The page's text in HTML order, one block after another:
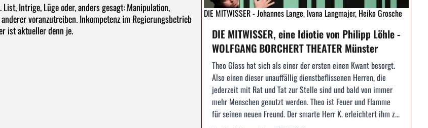
Intrige, Lüge oder, anders gesagt: Manipulation,
voranzutreiben. Inkompetenz im Regierungsbetrieb
ist aktueller denn je.
DIE MITWISSER - Johannes Lange, Ivana Langmajer, Heiko Grosche
DIE MITWISSER, eine Idiotie von Philipp Löhle -
WOLFGANG BORCHERT THEATER Münster
Theo Glass hat sich als einer der ersten einen Kwant besorgt.
Also einen dieser unauffällig dienstbeflissenen Herren, die
jederzeit mit Rat und Tat zur Stelle sind und bald von immer
mehr Menschen genutzt werden. Theo ist Feuer und Flamme
für seinen neuen Freund. Der smarte Herr K. erleichtert ihm z...